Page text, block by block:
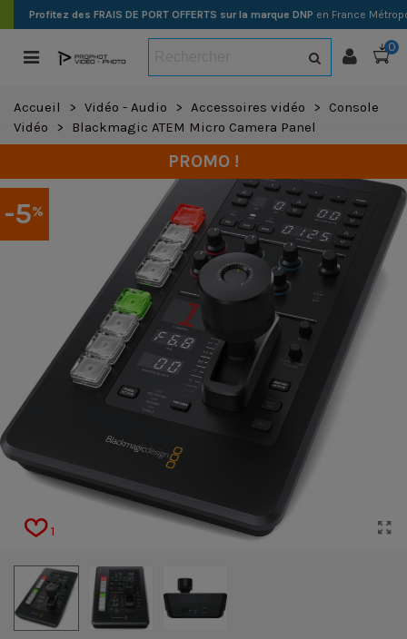
Profitez des FRAIS DE PORT OFFERTS sur la marque DNP en France
0
Accueil > Vidéo - Audio > Accessoires vidéo >
Console
Vidéo
> Blackmagic ATEM Micro Camera Panel
-5%
PROMO !
1